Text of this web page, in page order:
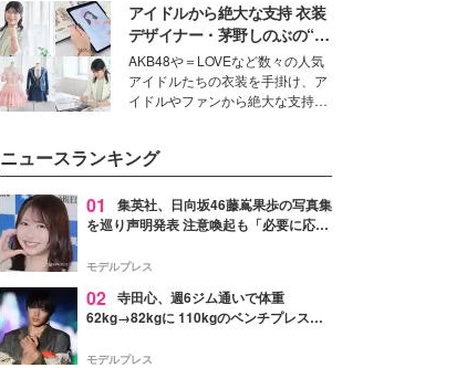
ションの完成度を高めるベースと
して、“髪そのものの美しさ”に改
めて注目する人が増えている様
子。今回は、そんな憧れの艶やか
な髪を日常で叶える、美容好きの
女性たちのヘアケア事情を紹介し
アイドルから絶大な支持 衣装
デザイナー・茅野しのぶの“可
愛い”を作る美学＜「シチズン
クロスシー」インタビュー＞
AKB48や＝LOVEなど数々の人気
アイドルたちの衣装を手掛け、ア
イドルやファンから絶大な支持を
ター・茅野しのぶ。一人ひとりの
個性に寄り添い、魅力を引き出す
衣装作りは、多くの女性たちに勇
気と自信を与え続けている。
ニュースランキング
01
集英社、日向坂46藤嶌果歩の写真集
を巡り声明発表 注意喚起も「必要に応じ
モデルプレス
02 寺田心、週6ジム通いで体重
62kg→82kgに 110kgのベンチプレス持
「かっこいい」と反響
モデルプレス